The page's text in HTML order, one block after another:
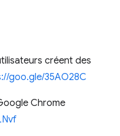
créent des
goo.gle/35AO28C
Chrome